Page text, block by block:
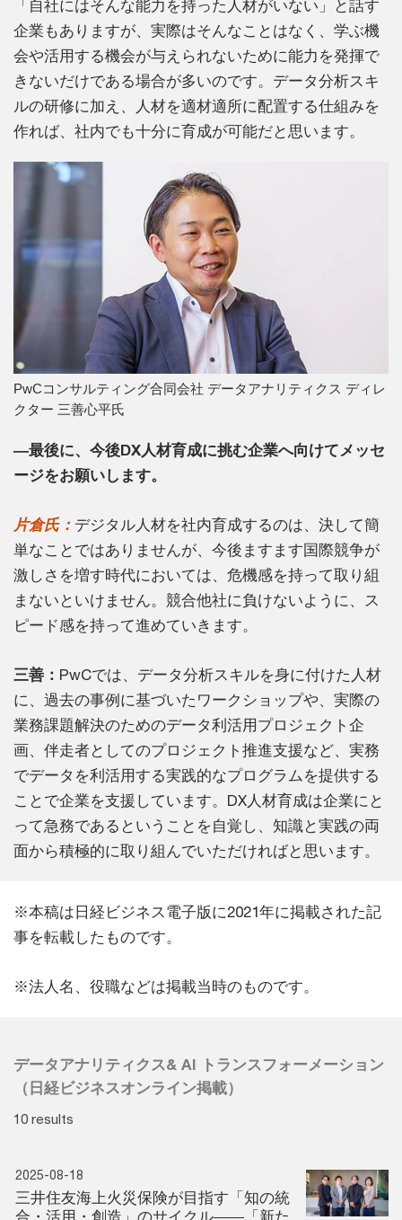
「自社にはそんな能力を持った人材がいない」と話す
企業もありますが、実際はそんなことはなく、学ぶ機
会や活用する機会が与えられないために能力を発揮で
きないだけである場合が多いのです。データ分析スキ
ルの研修に加え、人材を適材適所に配置する仕組みを
作れば、社内でも十分に育成が可能だと思います。
PwCコンサルティング合同会社 データアナリティクス ディレ
クター 三善心平氏
―最後に、今後DX人材育成に挑む企業へ向けてメッセ
ージをお願いします。
片倉氏： デジタル人材を社内育成するのは、決して簡
単なことではありませんが、今後ますます国際競争が
激しさを増す時代においては、危機感を持って取り組
まないといけません。競合他社に負けないように、ス
ピード感を持って進めていきます。
三善： PwCでは、データ分析スキルを身に付けた人材
に、過去の事例に基づいたワークショップや、実際の
業務課題解決のためのデータ利活用プロジェクト企
画、伴走者としてのプロジェクト推進支援など、実務
でデータを利活用する実践的なプログラムを提供する
ことで企業を支援しています。DX人材育成は企業にと
って急務であるということを自覚し、知識と実践の両
面から積極的に取り組んでいただければと思います。
※本稿は日経ビジネス電子版に2021年に掲載された記
事を転載したものです。
※法人名、役職などは掲載当時のものです。
データアナリティクス& AI トランスフォーメーション
（日経ビジネスオンライン掲載）
10 results
2025-08-18
三井住友海上火災保険が目指す「知の統
合・活用・創造」のサイクル――「新た